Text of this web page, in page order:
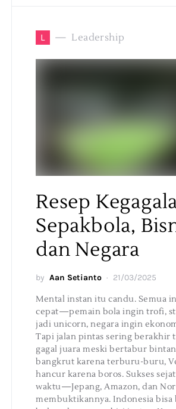
L Leadership
Resep
Sepakbola,
dan Negara
by Aan Setianto 21/03/2025
Mental instan itu candu. Semua
cepat—pemain bola ingin trofi,
jadi unicorn, negara ingin
Tapi jalan pintas sering berakhir
gagal juara meski bertabur
bangkrut karena terburu-buru,
hancur karena boros. Sukses
waktu—Jepang, Amazon, dan
membuktikannya. Indonesia bisa